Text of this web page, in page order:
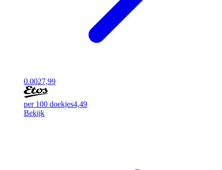
0.0027,99
per 100 doekjes4,49
Bekijk